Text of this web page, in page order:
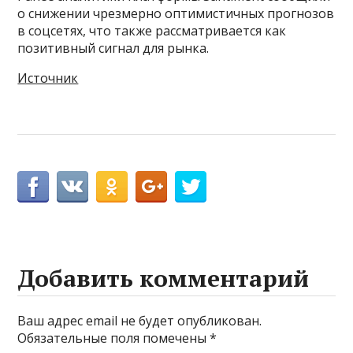
о снижении чрезмерно оптимистичных прогнозов
в соцсетях, что также рассматривается как
позитивный сигнал для рынка.
Источник
Добавить комментарий
Ваш адрес email не будет опубликован.
Обязательные поля помечены*